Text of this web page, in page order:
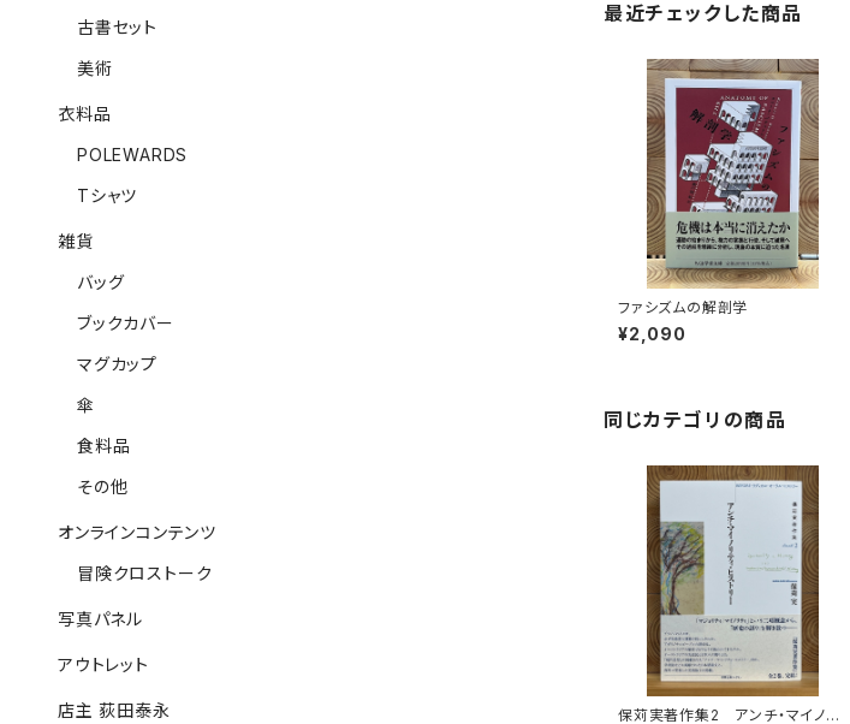
最近チェックした商品
ファシズムの解剖学
¥2,090
同じカテゴリの商品
保苅実著作集2 アンチ・マイノリ
古書セット
美術
衣料品
POLEWARDS
Tシャツ
雑貨
バッグ
ブックカバー
マグカップ
傘
食料品
その他
オンラインコンテンツ
冒険クロストーク
写真パネル
アウトレット
店主 荻田泰永